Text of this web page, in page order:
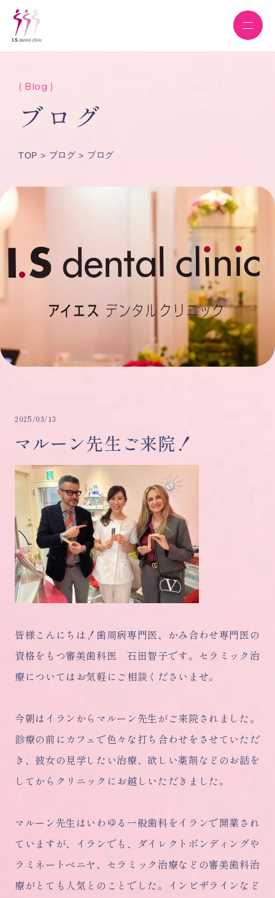
( Blog )
ブログ
TOP ブログ ブログ
2025/03/13
マルーン先生ご来院！
皆様こんにちは！歯周病専門医、かみ合わせ専門医の
資格をもつ審美歯科医 石田智子です。セラミック治
療についてはお気軽にご相談くださいませ。
今朝はイランからマルーン先生がご来院されました。
診療の前にカフェで色々な打ち合わせをさせていただ
き、彼女の見学したい治療、欲しい薬剤などのお話を
してからクリニックにお越しいただきました。
マルーン先生はいわゆる一般歯科をイランで開業され
ていますが、イランでも、ダイレクトボンディングや
ラミネートベニヤ、セラミック治療などの審美歯科治
療がとても人気とのことでした。インビザラインなど